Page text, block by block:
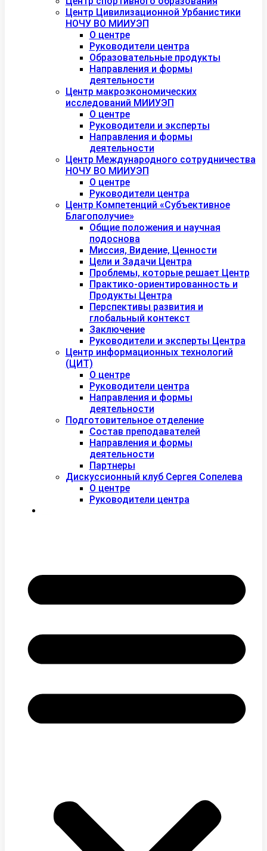
Центр Цивилизационной Урбанистики
НОЧУ ВО МИИУЭП
О центре
Руководители центра
Образовательные продукты
Направления и формы
деятельности
Центр макроэкономических
исследований МИИУЭП
О центре
Руководители и эксперты
Направления и формы
деятельности
Центр Международного сотрудничества
НОЧУ ВО МИИУЭП
О центре
Руководители центра
Центр Компетенций «Субъективное
Благополучие»
Общие положения и научная
подоснова
Миссия, Видение, Ценности
Цели и Задачи Центра
Проблемы, которые решает Центр
Практико-ориентированность и
Продукты Центра
Перспективы развития и
глобальный контекст
Заключение
Руководители и эксперты Центра
Центр информационных технологий
(ЦИТ)
О центре
Руководители центра
Направления и формы
деятельности
Подготовительное отделение
Состав преподавателей
Направления и формы
деятельности
Партнеры
Дискуссионный клуб Сергея Сопелева
О центре
Руководители центра